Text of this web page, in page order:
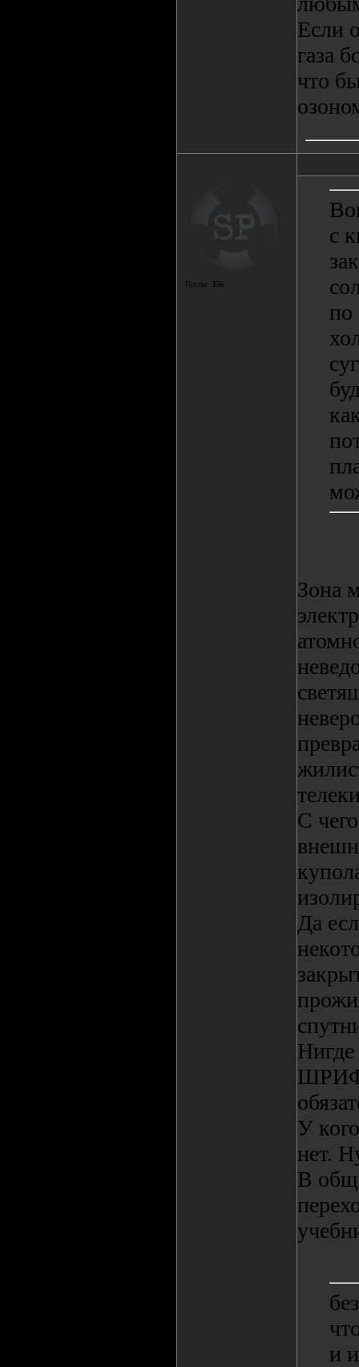
Если
газа
что
Посты: 356
с
по
Зона
С
Да
У
нет.
В
и